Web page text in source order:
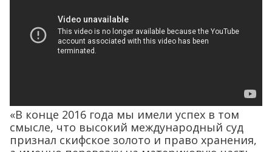
«В конце 2016 года мы имели успех в том
смысле, что высокий международный суд
признал скифское золото и право хранения,